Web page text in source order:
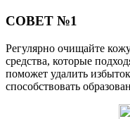
СОВЕТ №1
Регулярно очищайте
средства, которые
поможет удалить
способствовать